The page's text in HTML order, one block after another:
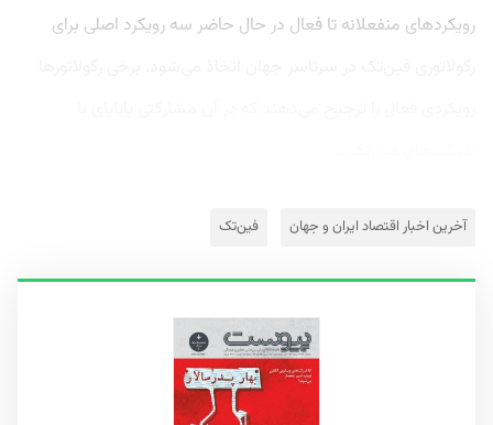
رویکردهای منفعلانه تا فعال در حال حاضر سه رویکرد اصلی برای
آخرین اخبار اقتصاد ایران و جهان فین‌تک‌